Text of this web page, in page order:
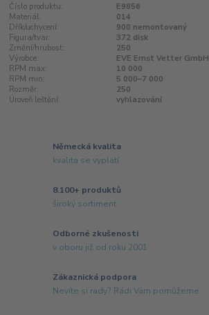
Číslo produktu:
E9856
Materiál:
014
Dřík/uchycení:
900 nemontovaný
Figura/tvar:
372 disk
Zrnění/hrubost:
250
Výrobce:
EVE Ernst Vetter GmbH
RPM max:
10 000
RPM min:
5 000–7 000
Rozměr:
250
Úroveň leštění:
vyhlazování
Německá kvalita
kvalita se vyplatí
8.100+ produktů
široký sortiment
Odborné zkušenosti
v oboru již od roku 2001
Zákaznická podpora
Nevíte si rady? Rádi Vám pomůžeme.